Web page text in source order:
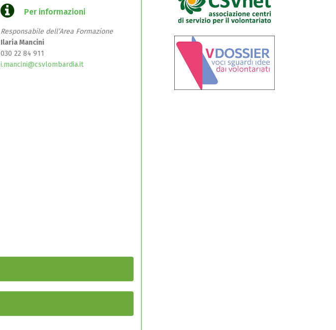
Per informazioni
Responsabile dell’Area Formazione
Ilaria Mancini
030 22 84 911
i.mancini@csvlombardia.it